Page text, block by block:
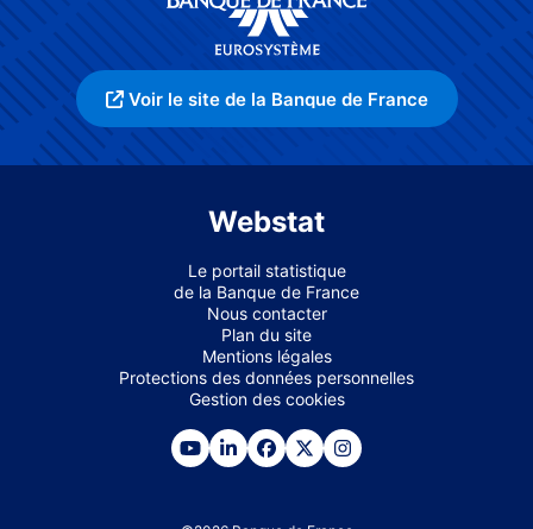
Voir le site de la Banque de France
Webstat
Le portail statistique
de la Banque de France
Nous contacter
Plan du site
Mentions légales
Protections des données personnelles
Gestion des cookies